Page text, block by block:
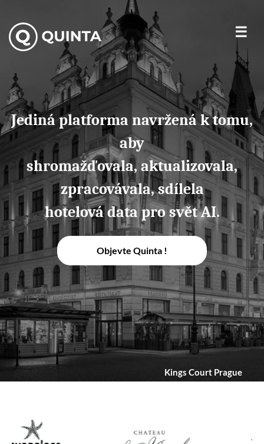
Jediná platforma navržená k tomu,
aby
shromažďovala, aktualizovala,
zpracovávala, sdílela
hotelová data pro svět AI.
Objevte Quinta !
Kings Court Prague